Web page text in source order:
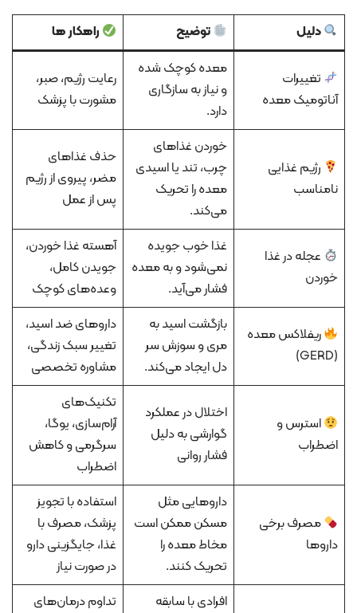
دلیل توضیح راهکار ها
تغییرات
آناتومیک معده
معده کوچک شده
و نیاز به سازگاری
دارد.
رعایت رژیم، صبر،
مشورت با پزشک
رژیم غذایی
نامناسب
خوردن غذاهای
چرب، تند یا اسیدی
معده را تحریک
می‌کند.
حذف غذاهای
مضر، پیروی از رژیم
پس از عمل
عجله در غذا
خوردن
غذا خوب جویده
نمی‌شود و به معده
فشار می‌آید.
آهسته غذا خوردن،
جویدن کامل،
وعده‌های کوچک
ریفلاکس معده
(GERD)
بازگشت اسید به
مری و سوزش سر
دل ایجاد می‌کند.
داروهای ضد اسید،
تغییر سبک زندگی،
مشاوره تخصصی
استرس و
اضطراب
اختلال در عملکرد
گوارشی به دلیل
فشار روانی
تکنیک‌های
آرام‌سازی، یوگا،
سرگرمی و کاهش
اضطراب
مصرف برخی
داروها
داروهایی مثل
مسکن ممکن است
مخاط معده را
تحریک کنند.
استفاده با تجویز
پزشک، مصرف با
غذا، جایگزینی دارو
در صورت نیاز
افرادی با سابقه
تداوم درمان‌های